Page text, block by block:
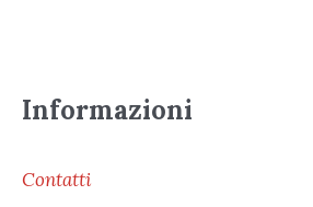
Informazioni
Contatti